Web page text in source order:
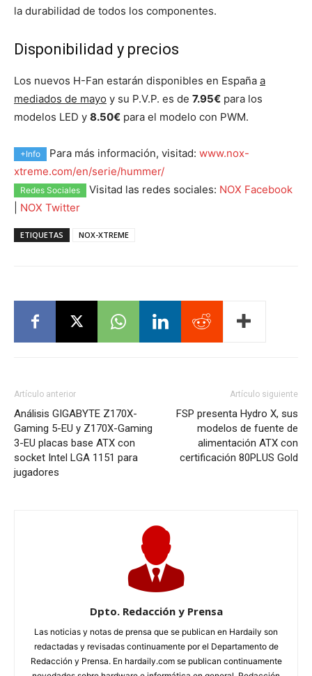
la durabilidad de todos los componentes.
Disponibilidad y precios
Los nuevos H-Fan estarán disponibles en España a
mediados de mayo y su P.V.P. es de 7.95€ para los
modelos LED y 8.50€ para el modelo con PWM.
+Info Para más información, visitad: www.nox-
xtreme.com/en/serie/hummer/
Redes Sociales Visitad las redes sociales: NOX Facebook
NOX Twitter
ETIQUETAS NOX-XTREME
Artículo anterior
Análisis GIGABYTE Z170X-
Gaming 5-EU y Z170X-Gaming
3-EU placas base ATX con
socket Intel LGA 1151 para
jugadores
Artículo siguiente
FSP presenta Hydro X, sus
modelos de fuente de
alimentación ATX con
certificación 80PLUS Gold
Dpto. Redacción y Prensa
Las noticias y notas de prensa que se publican en Hardaily son
redactadas y revisadas continuamente por el Departamento de
Redacción y Prensa. En hardaily.com se publican continuamente